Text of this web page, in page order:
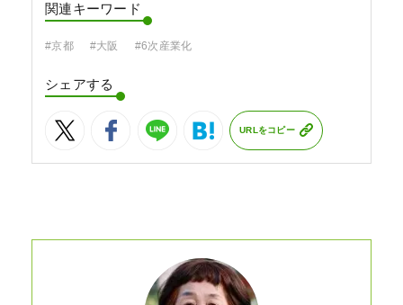
関連キーワード
#京都 #大阪 #6次産業化
シェアする
URLをコピー